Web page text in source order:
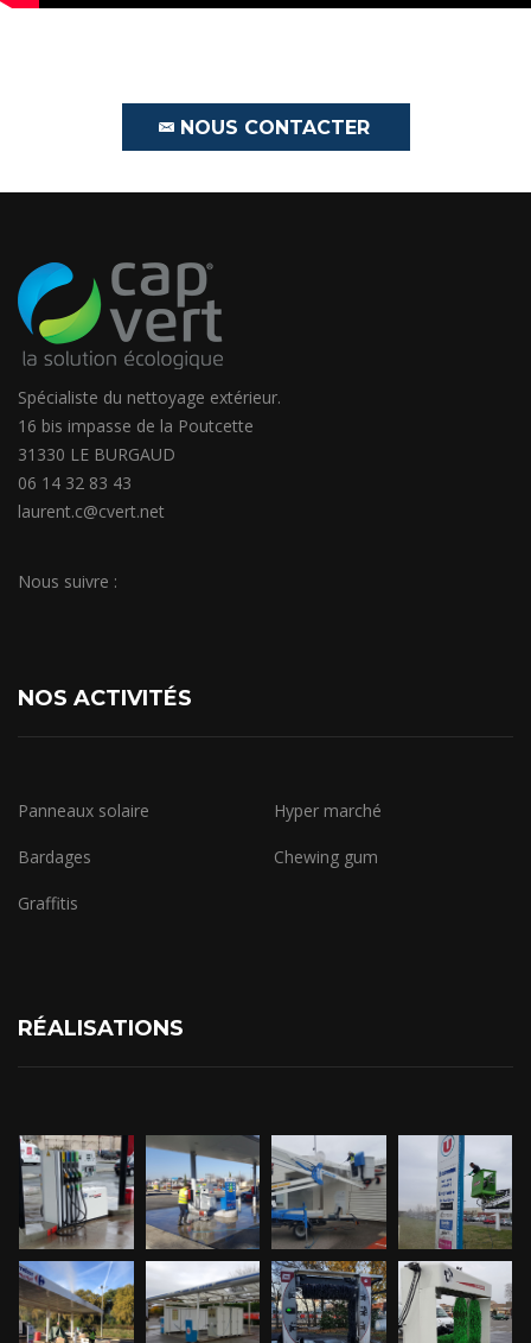
NOUS CONTACTER
Spécialiste du nettoyage extérieur.
16 bis impasse de la Poutcette
31330 LE BURGAUD
06 14 32 83 43
laurent.c@cvert.net
Nous suivre :
NOS ACTIVITÉS
Panneaux solaire Hyper marché
Bardages Chewing gum
Graffitis
RÉALISATIONS